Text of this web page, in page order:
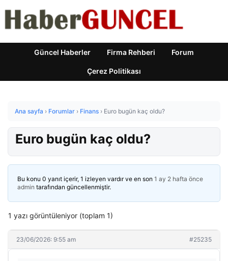
Güncel Haberler Firma Rehberi Forum
Çerez Politikası
Ana sayfa › Forumlar › Finans › Euro bugün kaç oldu?
Euro bugün kaç oldu?
Bu konu 0 yanıt içerir, 1 izleyen vardır ve en son 1 ay 2 hafta önce
admin tarafından güncellenmiştir.
1 yazı görüntüleniyor (toplam 1)
23/06/2026: 9:55 am #25235